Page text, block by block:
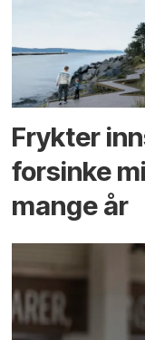
Frykter
forsinke
mange år